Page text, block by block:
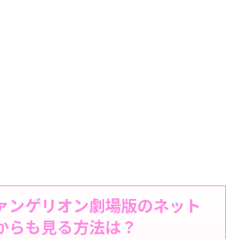
ンゲリオン劇場版のネット
らも見る方法は？